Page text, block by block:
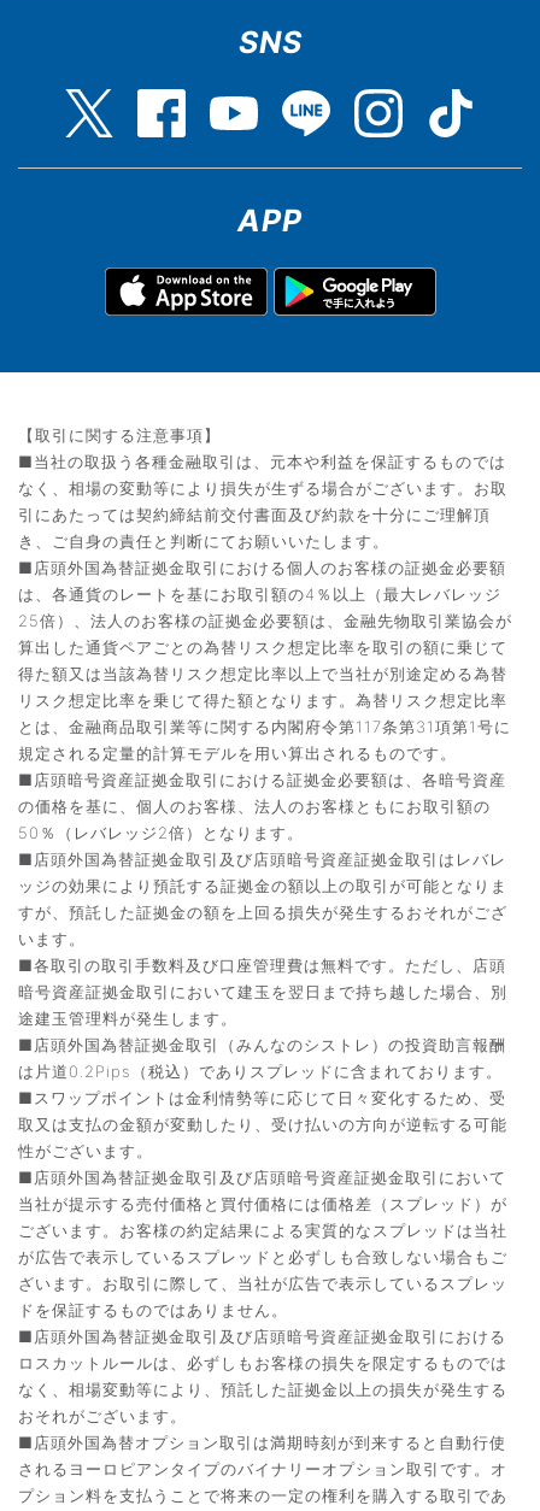
SNS
APP
【取引に関する注意事項】
■当社の取扱う各種金融取引は、元本や利益を保証するものでは
なく、相場の変動等により損失が生ずる場合がございます。お取
引にあたっては契約締結前交付書面及び約款を十分にご理解頂
き、ご自身の責任と判断にてお願いいたします。
■店頭外国為替証拠金取引における個人のお客様の証拠金必要額
は、各通貨のレートを基にお取引額の4％以上（最大レバレッジ
25倍）、法人のお客様の証拠金必要額は、金融先物取引業協会が
算出した通貨ペアごとの為替リスク想定比率を取引の額に乗じて
得た額又は当該為替リスク想定比率以上で当社が別途定める為替
リスク想定比率を乗じて得た額となります。為替リスク想定比率
とは、金融商品取引業等に関する内閣府令第117条第31項第1号に
規定される定量的計算モデルを用い算出されるものです。
■店頭暗号資産証拠金取引における証拠金必要額は、各暗号資産
の価格を基に、個人のお客様、法人のお客様ともにお取引額の
50％（レバレッジ2倍）となります。
■店頭外国為替証拠金取引及び店頭暗号資産証拠金取引はレバレ
ッジの効果により預託する証拠金の額以上の取引が可能となりま
すが、預託した証拠金の額を上回る損失が発生するおそれがござ
います。
■各取引の取引手数料及び口座管理費は無料です。ただし、店頭
暗号資産証拠金取引において建玉を翌日まで持ち越した場合、別
途建玉管理料が発生します。
■店頭外国為替証拠金取引（みんなのシストレ）の投資助言報酬
は片道0.2Pips（税込）でありスプレッドに含まれております。
■スワップポイントは金利情勢等に応じて日々変化するため、受
取又は支払の金額が変動したり、受け払いの方向が逆転する可能
性がございます。
■店頭外国為替証拠金取引及び店頭暗号資産証拠金取引において
当社が提示する売付価格と買付価格には価格差（スプレッド）が
ございます。お客様の約定結果による実質的なスプレッドは当社
が広告で表示しているスプレッドと必ずしも合致しない場合もご
ざいます。お取引に際して、当社が広告で表示しているスプレッ
ドを保証するものではありません。
■店頭外国為替証拠金取引及び店頭暗号資産証拠金取引における
ロスカットルールは、必ずしもお客様の損失を限定するものでは
なく、相場変動等により、預託した証拠金以上の損失が発生する
おそれがございます。
■店頭外国為替オプション取引は満期時刻が到来すると自動行使
されるヨーロピアンタイプのバイナリーオプション取引です。オ
プション料を支払うことで将来の一定の権利を購入する取引であ